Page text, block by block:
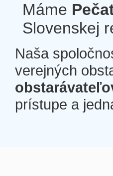
Máme
Slovenskej
Naša
verejných
prístupe a